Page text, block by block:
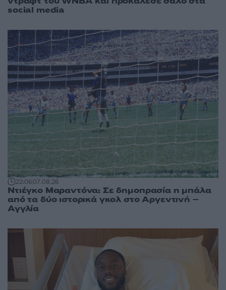
social media
22:0607.08.26
Ντιέγκο Μαραντόνα: Σε δημοπρασία η μπάλα
από τα δύο ιστορικά γκολ στο Αργεντινή –
Αγγλία